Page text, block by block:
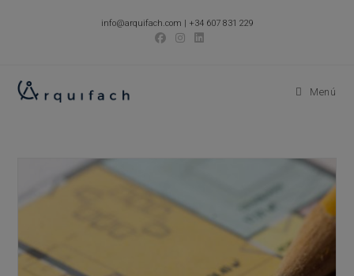
info@arquifach.com | +34 607 831 229
Menú